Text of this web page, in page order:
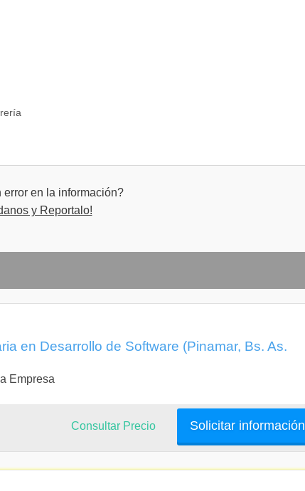
en la información?
y Reportalo!
en Desarrollo de Software (Pinamar, Bs. As.
Empresa
Solicitar información
Consultar Precio